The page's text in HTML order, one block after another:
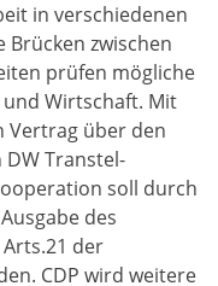
in verschiedenen
zwischen
prüfen mögliche
Wirtschaft. Mit
Vertrag über den
Transtel-
soll durch
des
der
CDP wird weitere